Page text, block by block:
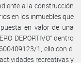
a la construcción
en los inmuebles que
en valor de una
DEPORTIVO” dentro
1, ello con el
recreativas y